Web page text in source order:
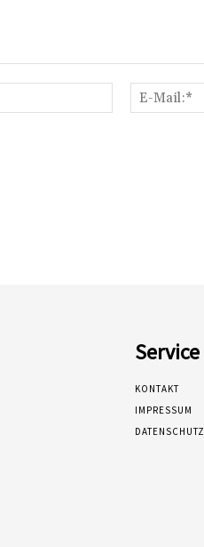
Name:*
Service
KONTAKT
IMPRESSUM
DATENSCHUTZ